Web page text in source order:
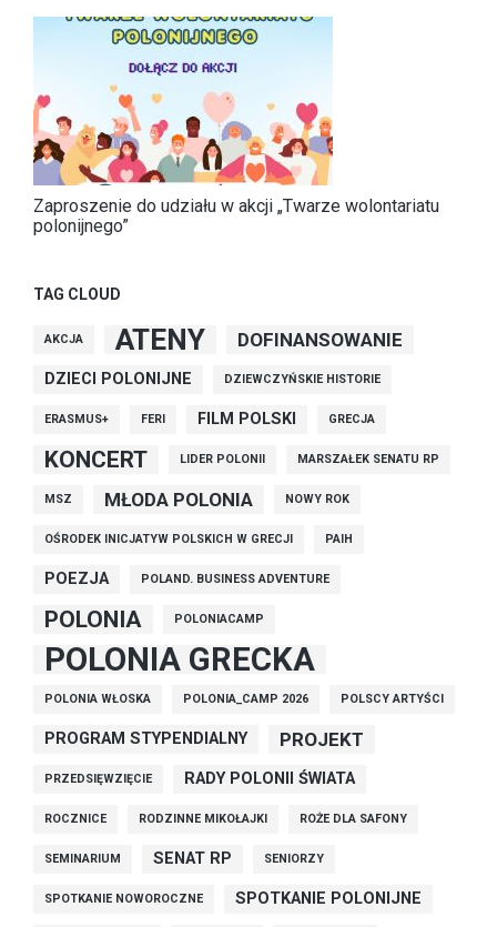
Zaproszenie do udziału w akcji „Twarze wolontariatu
polonijnego”
TAG CLOUD
AKCJA ATENY DOFINANSOWANIE
DZIECI POLONIJNE DZIEWCZYŃSKIE HISTORIE
ERASMUS+ FERI FILM POLSKI GRECJA
KONCERT LIDER POLONII MARSZAŁEK SENATU RP
MSZ MŁODA POLONIA NOWY ROK
OŚRODEK INICJATYW POLSKICH W GRECJI PAIH
POEZJA POLAND. BUSINESS ADVENTURE
POLONIA POLONIACAMP
POLONIA GRECKA
POLONIA WŁOSKA POLONIA_CAMP 2026 POLSCY ARTYŚCI
PROGRAM STYPENDIALNY PROJEKT
PRZEDSIĘWZIĘCIE RADY POLONII ŚWIATA
ROCZNICE RODZINNE MIKOŁAJKI ROŻE DLA SAFONY
SEMINARIUM SENAT RP SENIORZY
SPOTKANIE NOWOROCZNE SPOTKANIE POLONIJNE